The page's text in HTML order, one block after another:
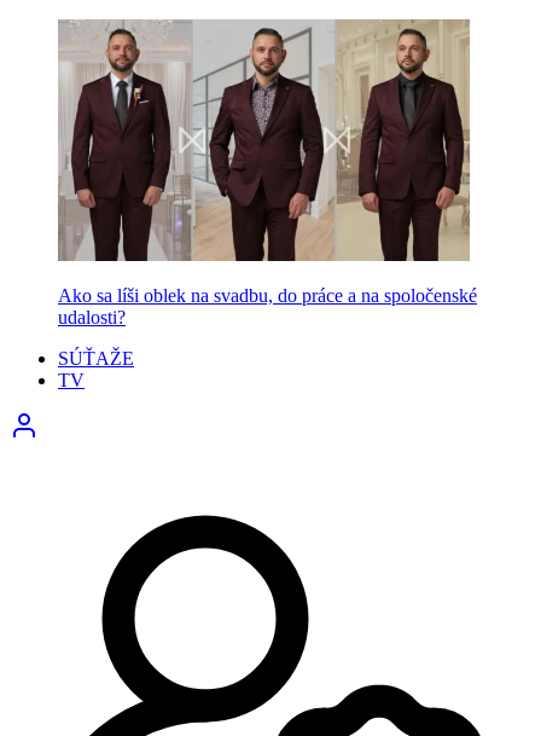
Ako sa líši oblek na svadbu, do práce a na spoločenské
udalosti?
SÚŤAŽE
TV